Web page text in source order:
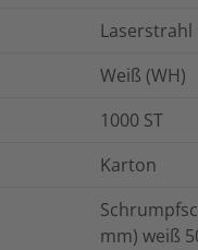
Laserstrahl
Weiß (WH)
1000 ST
Karton
mm) weiß